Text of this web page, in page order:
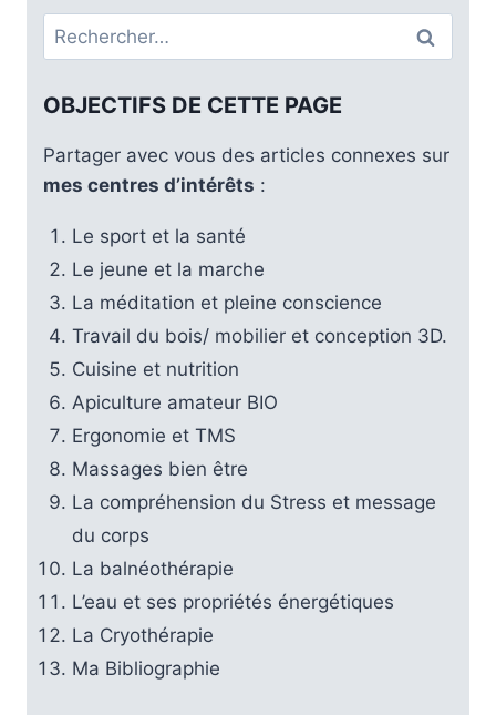
OBJECTIFS DE CETTE PAGE
Partager avec vous des articles connexes sur
mes centres d’intérêts :
Le sport et la santé
Le jeune et la marche
La méditation et pleine conscience
Travail du bois/ mobilier et conception 3D.
Cuisine et nutrition
Apiculture amateur BIO
Ergonomie et TMS
Massages bien être
La compréhension du Stress et message
du corps
La balnéothérapie
L’eau et ses propriétés énergétiques
La Cryothérapie
Ma Bibliographie